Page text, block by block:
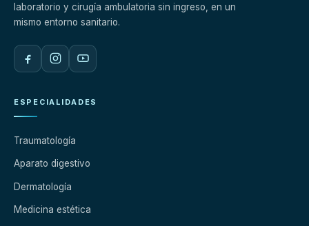
laboratorio y cirugía ambulatoria sin ingreso, en un
mismo entorno sanitario.
ESPECIALIDADES
Traumatología
Aparato digestivo
Dermatología
Medicina estética